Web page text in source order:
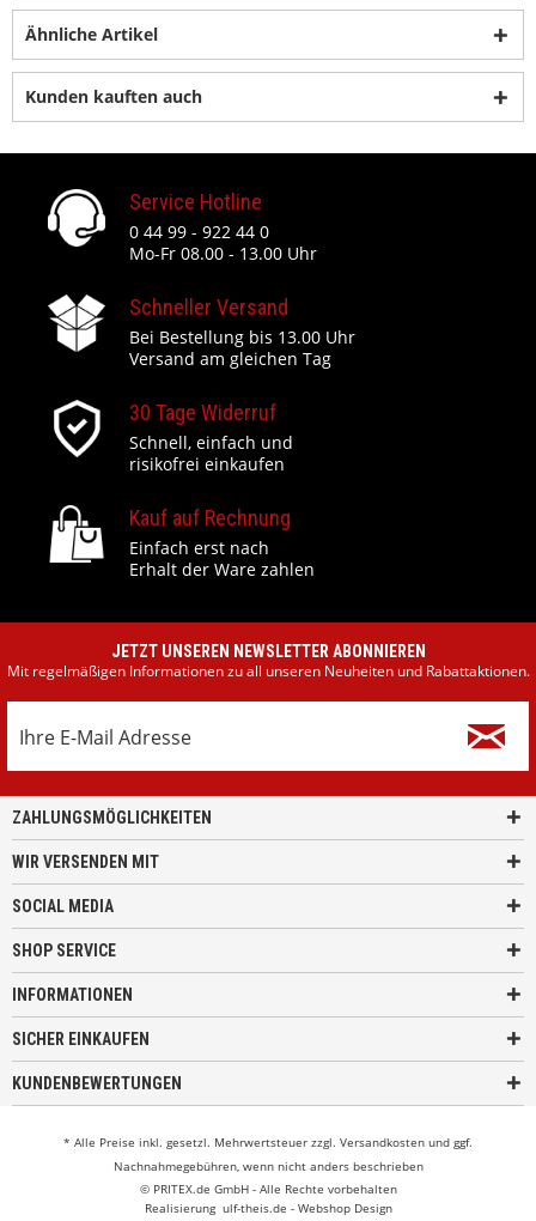
Ähnliche Artikel
Kunden kauften auch
Service Hotline
0 44 99 - 922 44 0
Mo-Fr 08.00 - 13.00 Uhr
Schneller Versand
Bei Bestellung bis 13.00 Uhr
Versand am gleichen Tag
30 Tage Widerruf
Schnell, einfach und
risikofrei einkaufen
Kauf auf Rechnung
Einfach erst nach
Erhalt der Ware zahlen
JETZT UNSEREN NEWSLETTER ABONNIEREN
Mit regelmäßigen Informationen zu all unseren Neuheiten und Rabattaktionen.
ZAHLUNGSMÖGLICHKEITEN
WIR VERSENDEN MIT
SOCIAL MEDIA
SHOP SERVICE
INFORMATIONEN
SICHER EINKAUFEN
KUNDENBEWERTUNGEN
* Alle Preise inkl. gesetzl. Mehrwertsteuer zzgl. Versandkosten und ggf.
Nachnahmegebühren, wenn nicht anders beschrieben
© PRITEX.de GmbH - Alle Rechte vorbehalten
Realisierung ulf-theis.de - Webshop Design